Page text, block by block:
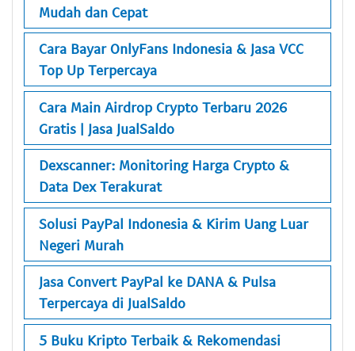
Mudah dan Cepat
Cara Bayar OnlyFans Indonesia & Jasa VCC
Top Up Terpercaya
Cara Main Airdrop Crypto Terbaru 2026
Gratis | Jasa JualSaldo
Dexscanner: Monitoring Harga Crypto &
Data Dex Terakurat
Solusi PayPal Indonesia & Kirim Uang Luar
Negeri Murah
Jasa Convert PayPal ke DANA & Pulsa
Terpercaya di JualSaldo
5 Buku Kripto Terbaik & Rekomendasi